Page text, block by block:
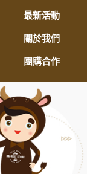
最新活動
關於我們
團購合作